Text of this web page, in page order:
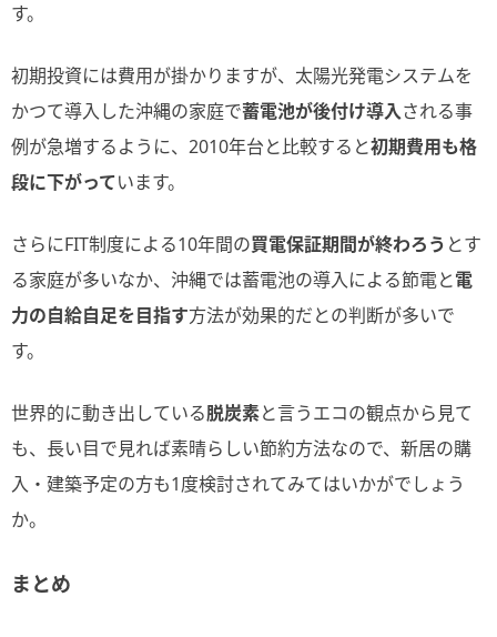
す。
初期投資には費用が掛かりますが、太陽光発電システムを
かつて導入した沖縄の家庭で蓄電池が後付け導入される事
例が急増するように、2010年台と比較すると初期費用も格
段に下がっています。
さらにFIT制度による10年間の買電保証期間が終わろう とす
る家庭が多いなか、沖縄では蓄電池の導入による節電と電
力の自給自足を目指す方法が効果的だとの判断が多いで
す。
世界的に動き出している脱炭素と言うエコの観点から見て
も、長い目で見れば素晴らしい節約方法なので、新居の購
入・建築予定の方も1度検討されてみてはいかがでしょう
か。
まとめ